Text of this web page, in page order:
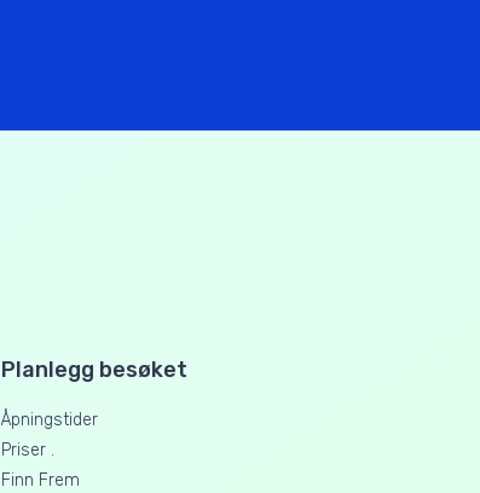
Planlegg besøket
Åpningstider
Priser .
Finn Frem